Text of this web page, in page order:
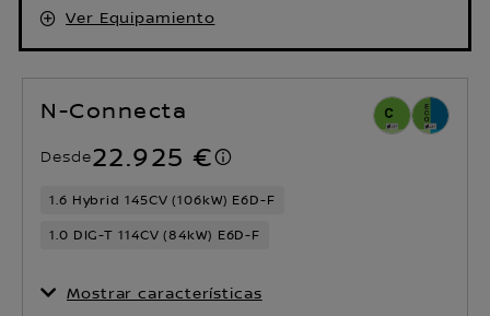
Ver Equipamiento
N-Connecta
Desde22.925 €
1.6 Hybrid 145CV (106kW) E6D-F
1.0 DIG-T 114CV (84kW) E6D-F
Mostrar características